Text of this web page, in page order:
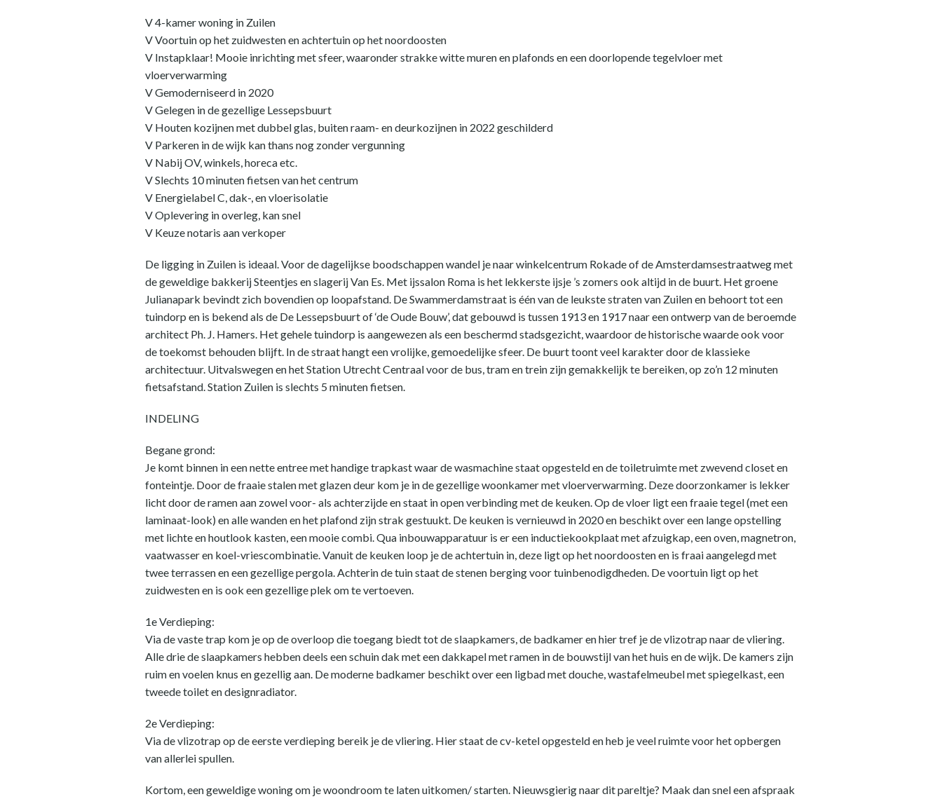
V 4-kamer woning in Zuilen
V Voortuin op het zuidwesten en achtertuin op het noordoosten
V Instapklaar! Mooie inrichting met sfeer, waaronder strakke witte muren en plafonds en een doorlopende tegelvloer met
vloerverwarming
V Gemoderniseerd in 2020
V Gelegen in de gezellige Lessepsbuurt
V Houten kozijnen met dubbel glas, buiten raam- en deurkozijnen in 2022 geschilderd
V Parkeren in de wijk kan thans nog zonder vergunning
V Nabij OV, winkels, horeca etc.
V Slechts 10 minuten fietsen van het centrum
V Energielabel C, dak-, en vloerisolatie
V Oplevering in overleg, kan snel
V Keuze notaris aan verkoper
De ligging in Zuilen is ideaal. Voor de dagelijkse boodschappen wandel je naar winkelcentrum Rokade of de Amsterdamsestraatweg met
de geweldige bakkerij Steentjes en slagerij Van Es. Met ijssalon Roma is het lekkerste ijsje ’s zomers ook altijd in de buurt. Het groene
Julianapark bevindt zich bovendien op loopafstand. De Swammerdamstraat is één van de leukste straten van Zuilen en behoort tot een
tuindorp en is bekend als de De Lessepsbuurt of ‘de Oude Bouw’, dat gebouwd is tussen 1913 en 1917 naar een ontwerp van de beroemde
architect Ph. J. Hamers. Het gehele tuindorp is aangewezen als een beschermd stadsgezicht, waardoor de historische waarde ook voor
de toekomst behouden blijft. In de straat hangt een vrolijke, gemoedelijke sfeer. De buurt toont veel karakter door de klassieke
architectuur. Uitvalswegen en het Station Utrecht Centraal voor de bus, tram en trein zijn gemakkelijk te bereiken, op zo’n 12 minuten
fietsafstand. Station Zuilen is slechts 5 minuten fietsen.
INDELING
Begane grond:
Je komt binnen in een nette entree met handige trapkast waar de wasmachine staat opgesteld en de toiletruimte met zwevend closet en
fonteintje. Door de fraaie stalen met glazen deur kom je in de gezellige woonkamer met vloerverwarming. Deze doorzonkamer is lekker
licht door de ramen aan zowel voor- als achterzijde en staat in open verbinding met de keuken. Op de vloer ligt een fraaie tegel (met een
laminaat-look) en alle wanden en het plafond zijn strak gestuukt. De keuken is vernieuwd in 2020 en beschikt over een lange opstelling
met lichte en houtlook kasten, een mooie combi. Qua inbouwapparatuur is er een inductiekookplaat met afzuigkap, een oven, magnetron,
vaatwasser en koel-vriescombinatie. Vanuit de keuken loop je de achtertuin in, deze ligt op het noordoosten en is fraai aangelegd met
twee terrassen en een gezellige pergola. Achterin de tuin staat de stenen berging voor tuinbenodigdheden. De voortuin ligt op het
zuidwesten en is ook een gezellige plek om te vertoeven.
1e Verdieping:
Via de vaste trap kom je op de overloop die toegang biedt tot de slaapkamers, de badkamer en hier tref je de vlizotrap naar de vliering.
Alle drie de slaapkamers hebben deels een schuin dak met een dakkapel met ramen in de bouwstijl van het huis en de wijk. De kamers zijn
ruim en voelen knus en gezellig aan. De moderne badkamer beschikt over een ligbad met douche, wastafelmeubel met spiegelkast, een
tweede toilet en designradiator.
2e Verdieping:
Via de vlizotrap op de eerste verdieping bereik je de vliering. Hier staat de cv-ketel opgesteld en heb je veel ruimte voor het opbergen
van allerlei spullen.
Kortom, een geweldige woning om je woondroom te laten uitkomen/ starten. Nieuwsgierig naar dit pareltje? Maak dan snel een afspraak